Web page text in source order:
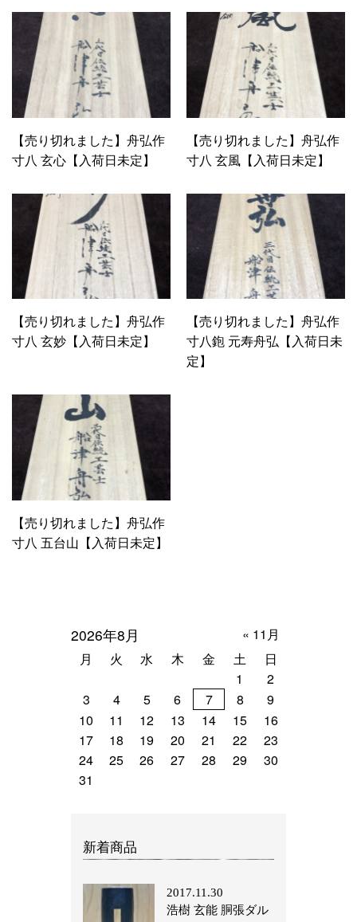
【売り切れました】舟弘作
寸八 玄心【入荷日未定】
【売り切れました】舟弘作
寸八 玄風【入荷日未定】
【売り切れました】舟弘作
寸八 玄妙【入荷日未定】
【売り切れました】舟弘作
寸八鉋 元寿舟弘【入荷日未
定】
【売り切れました】舟弘作
寸八 五台山【入荷日未定】
2026年8月
月 火 水 木 金 土 日
« 11月
1
2
3
4 5 6 7 8
9
10
11 12 13 14 15
16
17
18 19 20 21 22
23
24
25 26 27 28 29
30
31
新着商品
2017.11.30
浩樹 玄能 胴張ダル